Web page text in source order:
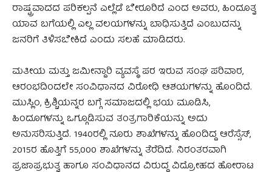
ರಾಷ್ಟ್ರವಾದದ ಪರಿಕಲ್ಪನೆ ಎಲ್ಲೆಡೆ ಬೇರೂರಿದೆ ಎಂದ ಅವರು, ಹಿಂದೂತ್ವ
ಯಾವ ಬಗೆಯಲ್ಲಿ ಎಲ್ಲ ವಲಯಗಳನ್ನು ಬಾಧಿಸುತ್ತಿದೆ ಎಂಬುದನ್ನು
ಜನರಿಗೆ ತಿಳಿಸಬೇಕಿದೆ ಎಂದು ಸಲಹೆ ಮಾಡಿದರು.
ಮತೀಯ ಮತ್ತು ಜಮೀನ್ದಾರಿ ವ್ಯವಸ್ಥೆ ಪರ ಇರುವ ಸಂಘ ಪರಿವಾರ,
ಆರಂಭದಿಂದಲೇ ಸಂವಿಧಾನದ ವಿರೋಧಿ ಆಶಯಗಳನ್ನು ಹೊಂದಿದೆ.
ಮುಸ್ಲಿಂ, ಕ್ರಿಶ್ಚಿಯನ್ನರ ಬಗ್ಗೆ ಸಮಾಜದಲ್ಲಿ ಭಯ ಮೂಡಿಸಿ,
ಹಿಂದೂಗಳನ್ನು ಒಗ್ಗೂಡಿಸುವ ತಂತ್ರಗಾರಿಕೆಯನ್ನು ಅದು
ಅನುಸರಿಸುತ್ತಿದೆ. 1940ರಲ್ಲಿ ನೂರು ಶಾಖೆಗಳನ್ನು ಹೊಂದಿದ್ದ ಆರೆಸ್ಸೆಸ್,
2015ರ ಹೊತ್ತಿಗೆ 55,000 ಶಾಖೆಗಳನ್ನು ತೆರೆದಿದೆ. ನಿರಂತರವಾಗಿ
ಪ್ರಜಾಪ್ರಭುತ್ವ ಹಾಗೂ ಸಂವಿಧಾನದ ವಿರುದ್ಧ ವಿದ್ರೋಹದ ಹೋರಾಟ